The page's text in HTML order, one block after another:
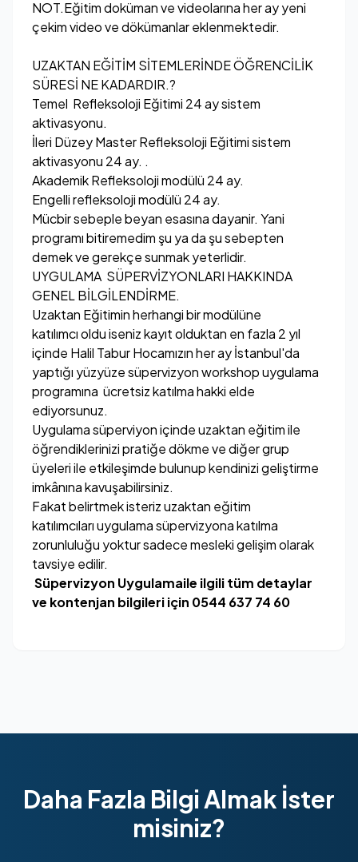
NOT.Eğitim doküman ve videolarına her ay yeni
çekim video ve dökümanlar eklenmektedir.
UZAKTAN EĞİTİM SİTEMLERİNDE ÖĞRENCİLİK
SÜRESİ NE KADARDIR.?
Temel Refleksoloji Eğitimi 24 ay sistem
aktivasyonu.
İleri Düzey Master Refleksoloji Eğitimi sistem
aktivasyonu 24 ay. .
Akademik Refleksoloji modülü 24 ay.
Engelli refleksoloji modülü 24 ay.
Mücbir sebeple beyan esasına dayanir. Yani
programı bitiremedim şu ya da şu sebepten
demek ve gerekçe sunmak yeterlidir.
UYGULAMA SÜPERVİZYONLARI HAKKINDA
GENEL BİLGİLENDİRME.
Uzaktan Eğitimin herhangi bir modülüne
katılımcı oldu iseniz kayıt olduktan en fazla 2 yıl
içinde Halil Tabur Hocamızın her ay İstanbul'da
yaptığı yüzyüze süpervizyon workshop uygulama
programına ücretsiz katılma hakki elde
ediyorsunuz.
Uygulama süperviyon içinde uzaktan eğitim ile
öğrendiklerinizi pratiğe dökme ve diğer grup
üyeleri ile etkileşimde bulunup kendinizi geliştirme
imkânına kavuşabilirsiniz.
Fakat belirtmek isteriz uzaktan eğitim
katılımcıları uygulama süpervizyona katılma
zorunluluğu yoktur sadece mesleki gelişim olarak
tavsiye edilir.
Süpervizyon Uygulamaile ilgili tüm detaylar
ve kontenjan bilgileri için 0544 637 74 60
Daha Fazla Bilgi Almak İster
misiniz?